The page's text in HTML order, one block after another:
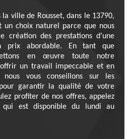
ville de Rousset, dans le 13790,
un choix naturel parce que nous
création des prestations d’une
prix abordable. En tant que
en œuvre toute notre
un travail impeccable et en
vous conseillons sur les
garantir la qualité de votre
profiter de nos offres, appelez
qui est disponible du lundi au